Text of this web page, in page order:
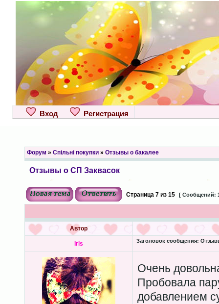
Вход Регистрация
Форум » Спільні покупки» Отзывы о бакалее
Отзывы о СП Заквасок
Страница 7из 15 [ Сообщений:
Автор
Iris Заголовок сообщения:
Очень
Пробовала
добавлением